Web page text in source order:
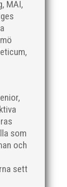
MAI,
som
och
sett